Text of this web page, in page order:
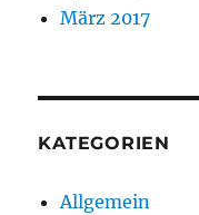
März 2017
KATEGORIEN
Allgemein